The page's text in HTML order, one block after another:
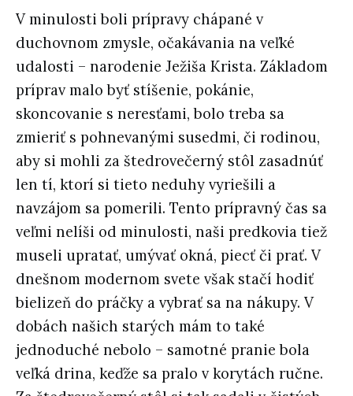
V minulosti boli prípravy chápané v
duchovnom zmysle, očakávania na veľké
udalosti – narodenie Ježiša Krista. Základom
príprav malo byť stíšenie, pokánie,
skoncovanie s neresťami, bolo treba sa
zmieriť s pohnevanými susedmi, či rodinou,
aby si mohli za štedrovečerný stôl zasadnúť
len tí, ktorí si tieto neduhy vyriešili a
navzájom sa pomerili. Tento prípravný čas sa
veľmi nelíši od minulosti, naši predkovia tiež
museli upratať, umývať okná, piecť či prať. V
dnešnom modernom svete však stačí hodiť
bielizeň do práčky a vybrať sa na nákupy. V
dobách našich starých mám to také
jednoduché nebolo – samotné pranie bola
veľká drina, keďže sa pralo v korytách ručne.